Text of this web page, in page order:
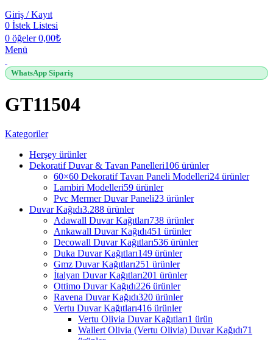
Giriş / Kayıt
0 İstek Listesi
0 öğeler 0,00₺
Menü
WhatsApp Sipariş
GT11504
Kategoriler
Herşey ürünler
Dekoratif Duvar & Tavan Panelleri106 ürünler
60×60 Dekoratif Tavan Paneli Modelleri24 ürünler
Lambiri Modelleri59 ürünler
Pvc Mermer Duvar Paneli23 ürünler
Duvar Kağıdı3.288 ürünler
Adawall Duvar Kağıtları738 ürünler
Ankawall Duvar Kağıdı451 ürünler
Decowall Duvar Kağıtları536 ürünler
Duka Duvar Kağıtları149 ürünler
Gmz Duvar Kağıtları251 ürünler
İtalyan Duvar Kağıtları201 ürünler
Ottimo Duvar Kağıdı226 ürünler
Ravena Duvar Kağıdı320 ürünler
Vertu Duvar Kağıtları416 ürünler
Vertu Olivia Duvar Kağıtları1 ürün
Wallert Olivia (Vertu Olivia) Duvar Kağıdı71